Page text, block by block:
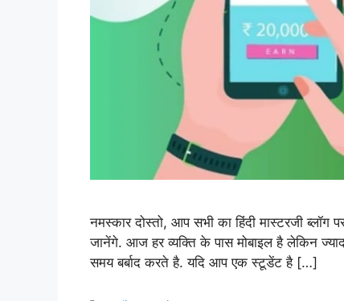
नमस्कार दोस्तो, आप सभी का हिंदी मास्टरजी
जानेंगे. आज हर व्यक्ति के पास मोबाइल है लेकिन
समय बर्बाद करते है. यदि आप एक स्टूडेंट है […]